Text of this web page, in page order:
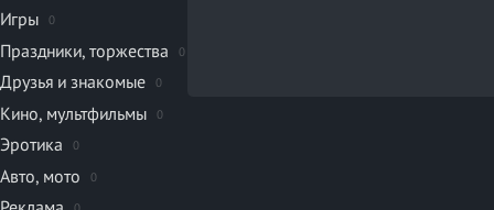
Игры 0
Праздники, торжества 0
Друзья и знакомые 0
Кино, мультфильмы 0
Эротика 0
Авто, мото 0